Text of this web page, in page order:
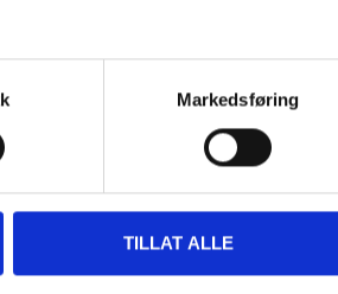
Markedsføring
TILLAT ALLE